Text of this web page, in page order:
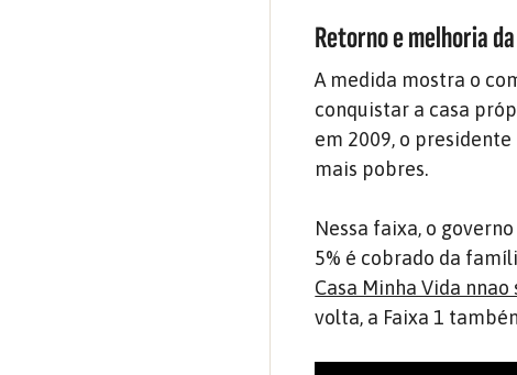
Retorno e melhoria
A medida mostra o
conquistar a casa
em 2009, o
mais pobres.
Nessa faixa, o
5% é cobrado da
Casa Minha Vida
volta, a Faixa 1